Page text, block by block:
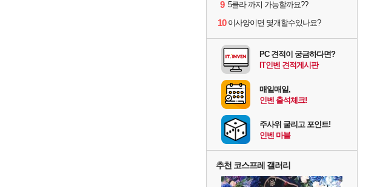
9 5클라 까지 가능할까요??
10 이사양이면 몇개할수있나요?
PC 견적이 궁금하다면?
IT인벤 견적게시판
매일매일,
인벤 출석체크!
주사위 굴리고 포인트!
인벤 마블
추천 코스프레 갤러리